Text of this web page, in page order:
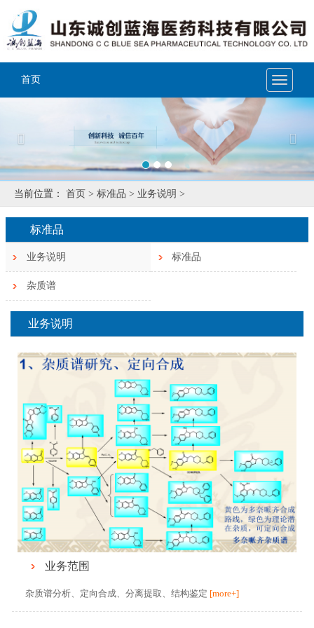
Toggle
首页
当前位置： 首页 > 标准品 > 业务说明 >
标准品
业务说明 标准品
杂质谱
业务说明
业务范围
杂质谱分析、定向合成、分离提取、结构鉴定 [more+]